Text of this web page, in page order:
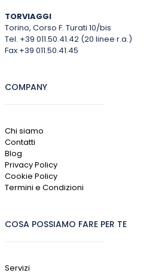
TORVIAGGI
Torino, Corso F. Turati 10/bis
Tel. +39 011.50.41.42 (20 linee r.a.)
Fax +39 011.50.41.45
COMPANY
Chi siamo
Contatti
Blog
Privacy Policy
Cookie Policy
Termini e Condizioni
COSA POSSIAMO FARE PER TE
Servizi